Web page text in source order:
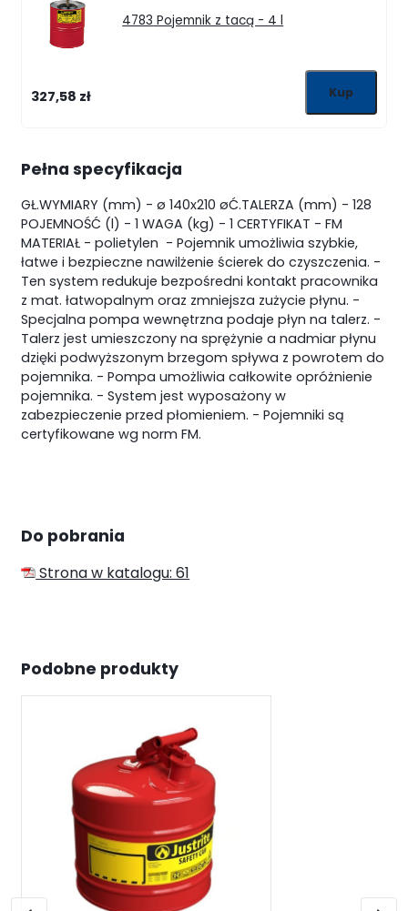
4783 Pojemnik z tacą - 4 l
327,58 zł
Pełna specyfikacja
GŁ.WYMIARY (mm) - ø 140x210 øĆ.TALERZA (mm) - 128
POJEMNOŚĆ (l) - 1WAGA (kg) - 1CERTYFIKAT - FM
MATERIAŁ - polietylen - Pojemnik umożliwia szybkie,
łatwe i bezpieczne nawilżenie ścierek do czyszczenia. -
Ten system redukuje bezpośredni kontakt pracownika
z mat. łatwopalnym oraz zmniejsza zużycie płynu. -
Specjalna pompa wewnętrzna podaje płyn na talerz. -
Talerz jest umieszczony na sprężynie a nadmiar płynu
dzięki podwyższonym brzegom spływa z powrotem do
pojemnika. - Pompa umożliwia całkowite opróżnienie
pojemnika. - System jest wyposażony w
zabezpieczenie przed płomieniem. - Pojemniki są
certyfikowane wg norm FM.
Do pobrania
Strona w katalogu: 61
Podobne produkty